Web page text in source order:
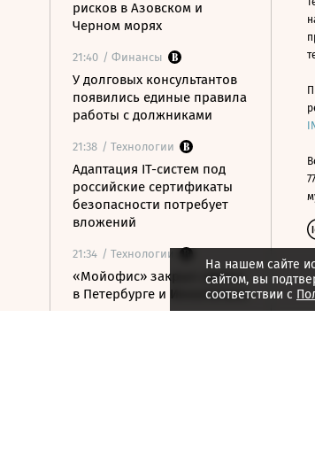
рисков в Азовском и
Черном морях
21:40 / Финансы
У долговых консультантов
появились единые правила
работы с должниками
21:38 / Технологии
Адаптация IT-систем под
российские сертификаты
безопасности потребует
вложений
21:34 / Технологии
«Мойофис» закрыл офисы
в Петербурге и Иннополисе
На нашем сайте
сайтом, вы
соответствии с